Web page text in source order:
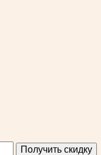
Получить скидку